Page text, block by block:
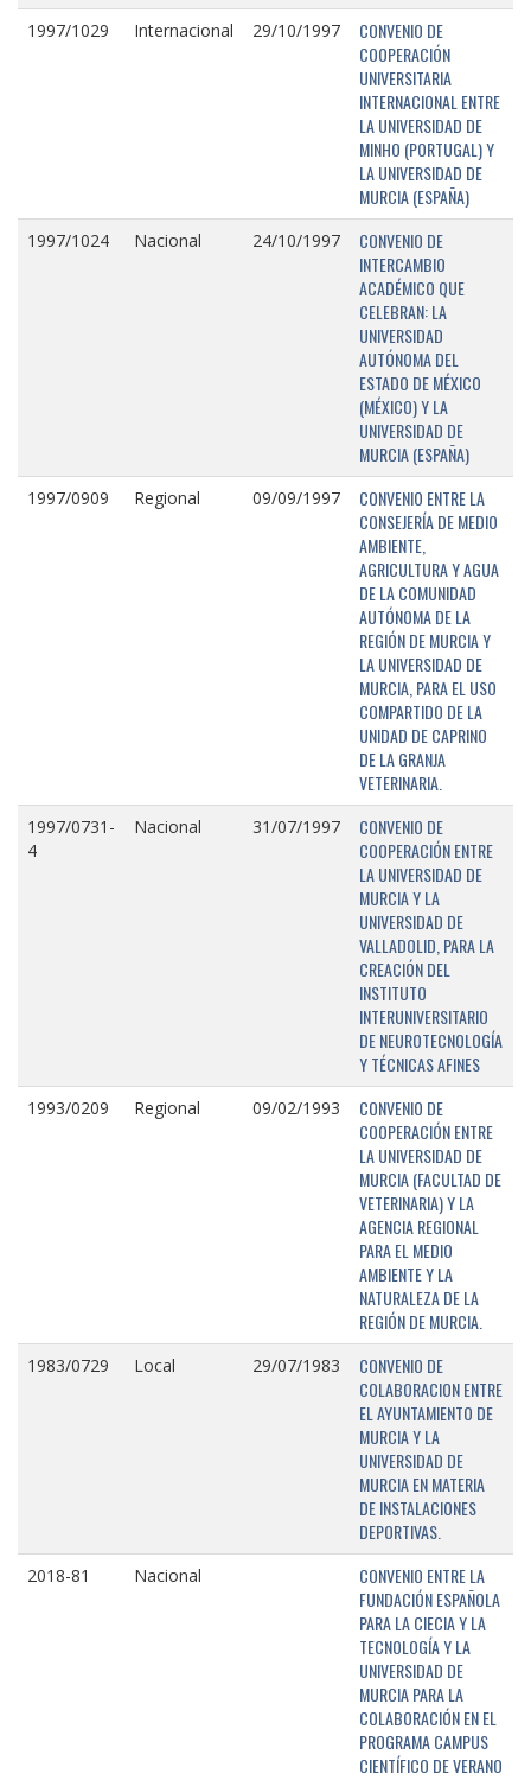
1997/1029 Internacional 29/10/1997
CONVENIO DE
COOPERACIÓN
UNIVERSITARIA
INTERNACIONAL ENTRE
LA UNIVERSIDAD DE
MINHO (PORTUGAL) Y
LA UNIVERSIDAD DE
MURCIA (ESPAÑA)
1997/1024 Nacional 24/10/1997
CONVENIO DE
INTERCAMBIO
ACADÉMICO QUE
CELEBRAN: LA
UNIVERSIDAD
AUTÓNOMA DEL
ESTADO DE MÉXICO
(MÉXICO) Y LA
UNIVERSIDAD DE
MURCIA (ESPAÑA)
1997/0909 Regional 09/09/1997
CONVENIO ENTRE LA
CONSEJERÍA DE MEDIO
AMBIENTE,
AGRICULTURA Y AGUA
DE LA COMUNIDAD
AUTÓNOMA DE LA
REGIÓN DE MURCIA Y
LA UNIVERSIDAD DE
MURCIA, PARA EL USO
COMPARTIDO DE LA
UNIDAD DE CAPRINO
DE LA GRANJA
VETERINARIA.
1997/0731-
4
Nacional 31/07/1997
CONVENIO DE
COOPERACIÓN ENTRE
LA UNIVERSIDAD DE
MURCIA Y LA
UNIVERSIDAD DE
VALLADOLID, PARA LA
CREACIÓN DEL
INSTITUTO
INTERUNIVERSITARIO
DE NEUROTECNOLOGÍA
Y TÉCNICAS AFINES
1993/0209 Regional 09/02/1993
CONVENIO DE
COOPERACIÓN ENTRE
LA UNIVERSIDAD DE
MURCIA (FACULTAD DE
VETERINARIA) Y LA
AGENCIA REGIONAL
PARA EL MEDIO
AMBIENTE Y LA
NATURALEZA DE LA
REGIÓN DE MURCIA.
1983/0729 Local 29/07/1983
CONVENIO DE
COLABORACION ENTRE
EL AYUNTAMIENTO DE
MURCIA Y LA
UNIVERSIDAD DE
MURCIA EN MATERIA
DE INSTALACIONES
DEPORTIVAS.
2018-81 Nacional
CONVENIO ENTRE LA
FUNDACIÓN ESPAÑOLA
PARA LA CIECIA Y LA
TECNOLOGÍA Y LA
UNIVERSIDAD DE
MURCIA PARA LA
COLABORACIÓN EN EL
PROGRAMA CAMPUS
CIENTÍFICO DE VERANO